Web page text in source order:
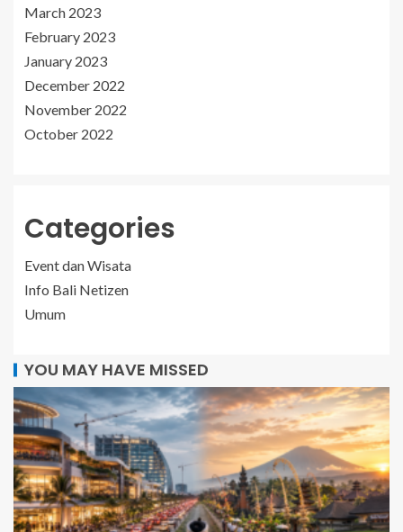
March 2023
February 2023
January 2023
December 2022
November 2022
October 2022
Categories
Event dan Wisata
Info Bali Netizen
Umum
YOU MAY HAVE MISSED